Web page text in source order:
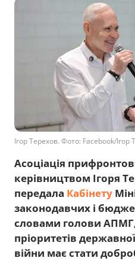
Ігор Терехов. Фото: Facebook/Ігор
Асоціація
керівництвом Ігоря
передала Кабінету
законодавчих і
словами голови
пріоритетів
війни має стати